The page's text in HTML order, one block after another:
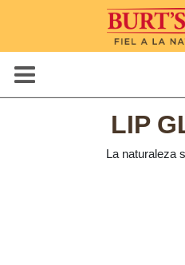
LIP
La naturaleza